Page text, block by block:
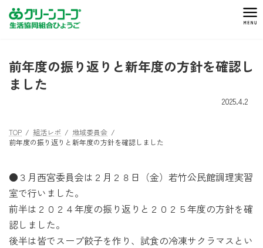
前年度の振り返りと新年度の方針を確認し
ました
2025.4.2
TOP 組活レポ
地域委員会
前年度の振り返りと新年度の方針を確認しました
●３月西宮委員会は２月２８日（金）若竹公民館調理実習
室で行いました。
前半は２０２４年度の振り返りと２０２５年度の方針を確
認しました。
後半は皆でスープ餃子を作り、試食の冷凍サクラマスとい